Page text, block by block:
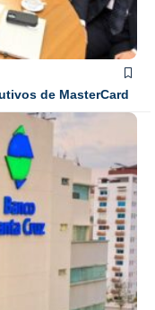
de MasterCard